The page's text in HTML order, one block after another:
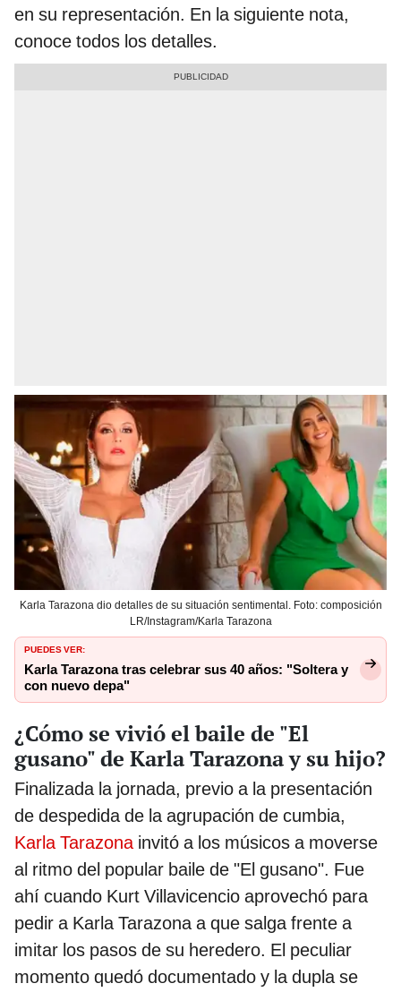
en su representación. En la siguiente nota,
conoce todos los detalles.
Karla Tarazona dio detalles de su situación sentimental. Foto: composición
LR/Instagram/Karla Tarazona
PUEDES VER:
Karla Tarazona tras celebrar sus 40 años: "Soltera y
con nuevo depa"
¿Cómo se vivió el baile de "El
gusano" de Karla Tarazona y su hijo?
Finalizada la jornada, previo a la presentación
de despedida de la agrupación de cumbia,
Karla Tarazona invitó a los músicos a moverse
al ritmo del popular baile de "El gusano". Fue
ahí cuando Kurt Villavicencio aprovechó para
pedir a Karla Tarazona a que salga frente a
imitar los pasos de su heredero. El peculiar
momento quedó documentado y la dupla se